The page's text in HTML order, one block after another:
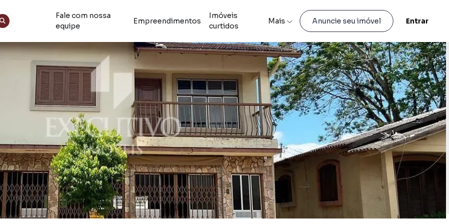
Fale com nossa
equipe
Empreendimentos
Imóveis
curtidos
Mais Anuncie seu imóvel Entrar